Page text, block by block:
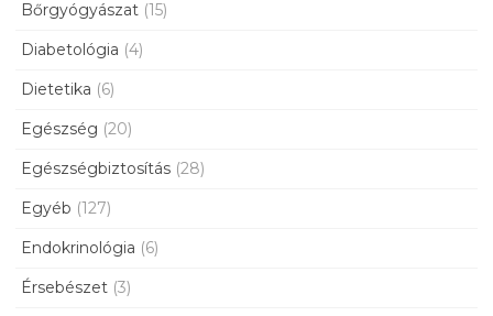
Bőrgyógyászat (15)
Diabetológia (4)
Dietetika (6)
Egészség (20)
Egészségbiztosítás (28)
Egyéb (127)
Endokrinológia (6)
Érsebészet (3)